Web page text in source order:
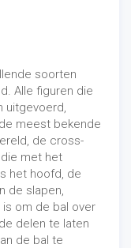
soorten
Alle figuren die
uitgevoerd,
meest bekende
de cross-
met het
het hoofd, de
de slapen,
om de bal over
delen te laten
de bal te